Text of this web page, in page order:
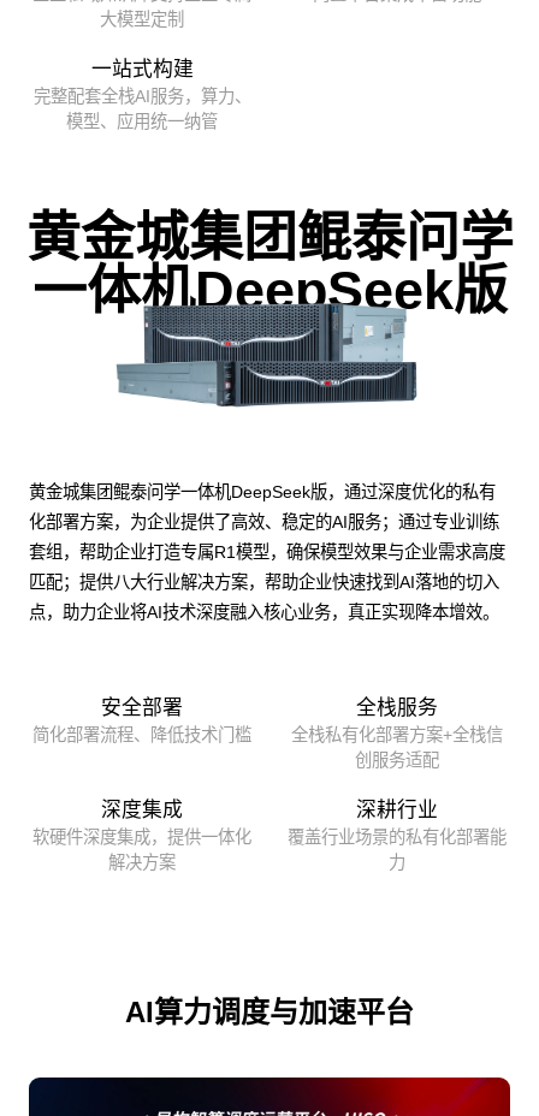
大模型定制
一站式构建
完整配套全栈AI服务，算力、
模型、应用统一纳管
黄金城集团鲲泰问学
一体机DeepSeek版
黄金城集团鲲泰问学一体机DeepSeek版，通过深度优化的私有
化部署方案，为企业提供了高效、稳定的AI服务；通过专业训练
套组，帮助企业打造专属R1模型，确保模型效果与企业需求高度
匹配；提供八大行业解决方案，帮助企业快速找到AI落地的切入
点，助力企业将AI技术深度融入核心业务，真正实现降本增效。
安全部署
简化部署流程、降低技术门槛
全栈服务
全栈私有化部署方案+全栈信
创服务适配
深度集成
软硬件深度集成，提供一体化
解决方案
深耕行业
覆盖行业场景的私有化部署能
力
AI算力调度与加速平台